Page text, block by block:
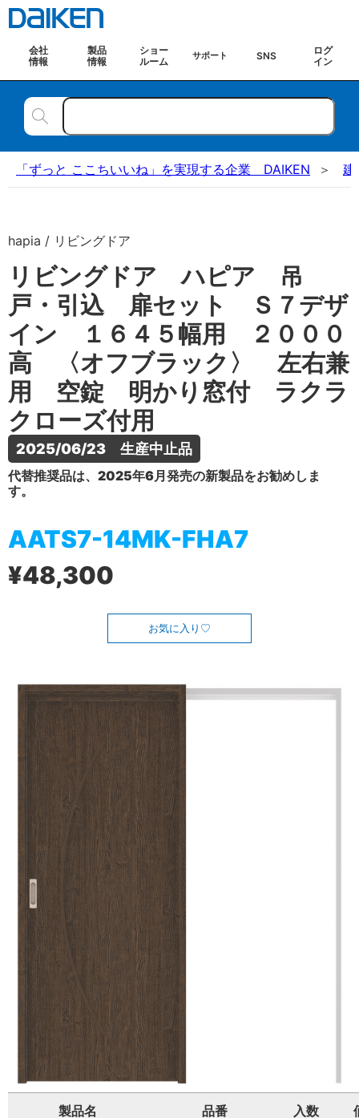
会社
情報
製品
情報
ショー
ルーム
サポート SNS
ログ
イン
「ずっと ここちいいね」を実現する企業 DAIKEN 建
hapia / リビングドア
リビングドア ハピア 吊
戸・引込 扉セット Ｓ７デザ
イン １６４５幅用 ２０００
高 〈オフブラック〉 左右兼
用 空錠 明かり窓付 ラクラ
クローズ付用
2025/06/23　生産中止品
代替推奨品は、2025年6月発売の新製品をお勧めしま
す。
AATS7-14MK-FHA7
¥48,300
お気に入り
製品名 品番 入数